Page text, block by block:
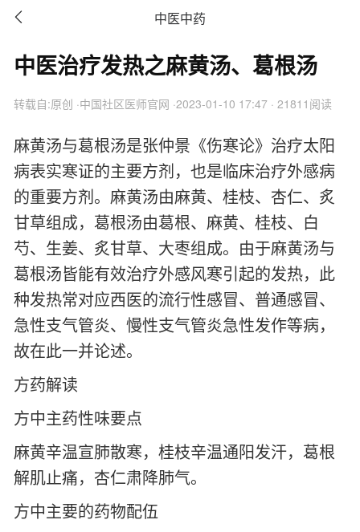
 中医中药
中医治疗发热之麻黄汤、葛根汤
转载自:原创 ·中国社区医师官网 ·2023-01-10 17:47 · 21811阅读
麻黄汤与葛根汤是张仲景《伤寒论》治疗太阳
病表实寒证的主要方剂，也是临床治疗外感病
的重要方剂。麻黄汤由麻黄、桂枝、杏仁、炙
甘草组成，葛根汤由葛根、麻黄、桂枝、白
芍、生姜、炙甘草、大枣组成。由于麻黄汤与
葛根汤皆能有效治疗外感风寒引起的发热，此
种发热常对应西医的流行性感冒、普通感冒、
急性支气管炎、慢性支气管炎急性发作等病，
故在此一并论述。
方药解读
方中主药性味要点
麻黄辛温宣肺散寒，桂枝辛温通阳发汗，葛根
解肌止痛，杏仁肃降肺气。
方中主要的药物配伍